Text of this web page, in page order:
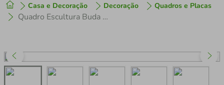
Casa e Decoração Decoração Quadros e Placas
Quadro Escultura Buda Meditando Om Lotus 120x110 Cinza
1º tenis
perfume